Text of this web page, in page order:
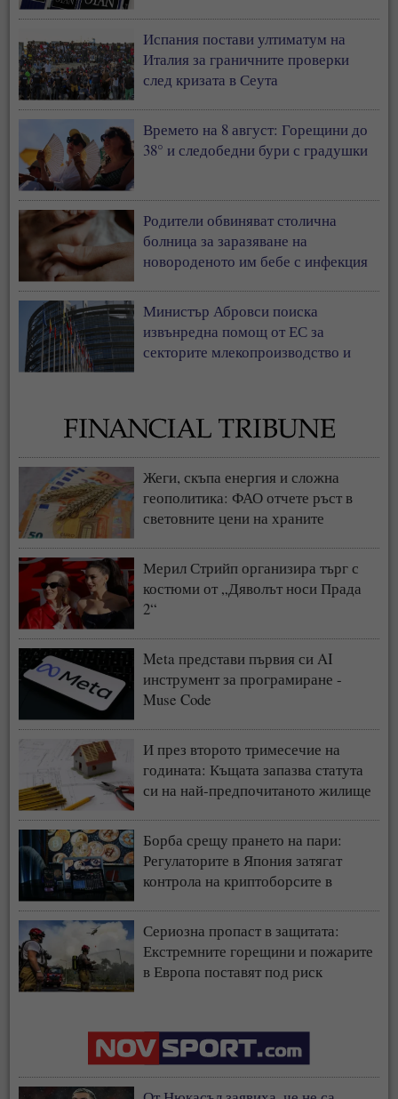
Испания постави ултиматум на
Италия за граничните проверки
след кризата в Сеута
Времето на 8 август: Горещини до
38° и следобедни бури с градушки
Родители обвиняват столична
болница за заразяване на
новороденото им бебе с инфекция
Министър Абровси поиска
извънредна помощ от ЕС за
секторите млекопроизводство и
Жеги, скъпа енергия и сложна
геополитика: ФАО отчете ръст в
световните цени на храните
Мерил Стрийп организира търг с
костюми от „Дяволът носи Прада
2“
Meta представи първия си AI
инструмент за програмиране -
Muse Code
И през второто тримесечие на
годината: Къщата запазва статута
си на най-предпочитаното жилище
Борба срещу прането на пари:
Регулаторите в Япония затягат
контрола на криптоборсите в
Сериозна пропаст в защитата:
Екстремните горещини и пожарите
в Европа поставят под риск